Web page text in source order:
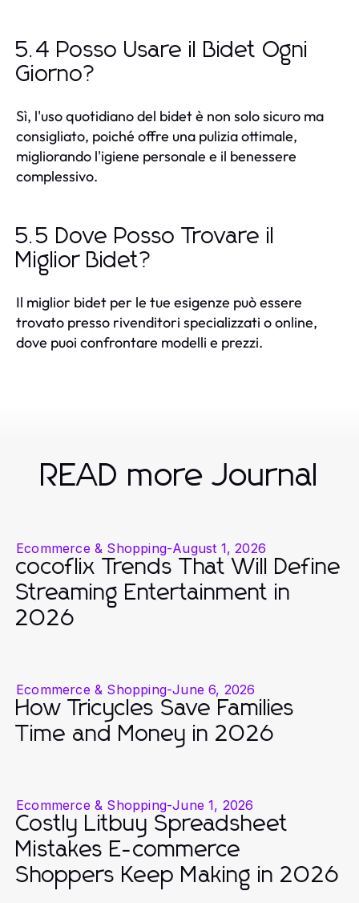
5.4 Posso Usare il Bidet Ogni
Giorno?
Sì, l'uso quotidiano del bidet è non solo sicuro ma
consigliato, poiché offre una pulizia ottimale,
migliorando l'igiene personale e il benessere
complessivo.
5.5 Dove Posso Trovare il
Miglior Bidet?
Il miglior bidet per le tue esigenze può essere
trovato presso rivenditori specializzati o online,
dove puoi confrontare modelli e prezzi.
READ more Journal
Ecommerce & Shopping-August 1, 2026
cocoflix Trends That Will Define
Streaming Entertainment in
2026
Ecommerce & Shopping-June 6, 2026
How Tricycles Save Families
Time and Money in 2026
Ecommerce & Shopping-June 1, 2026
Costly Litbuy Spreadsheet
Mistakes E-commerce
Shoppers Keep Making in 2026